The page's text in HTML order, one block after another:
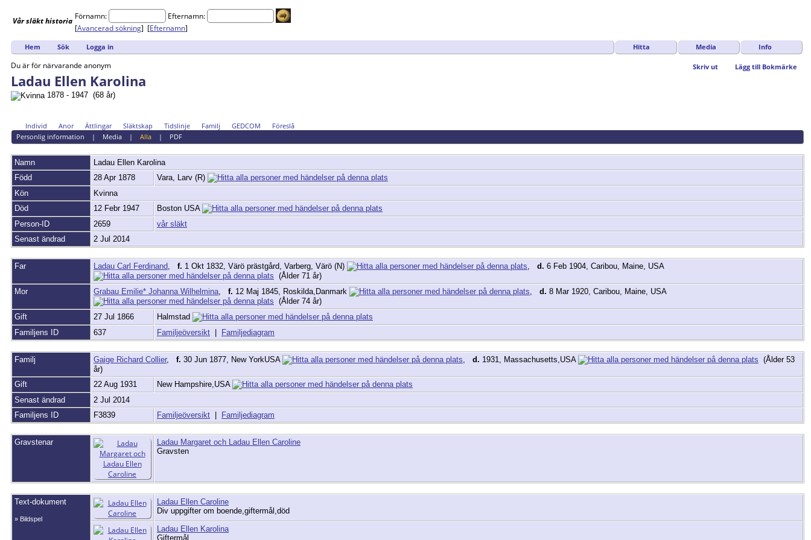
Vårsläkthistoria Förnamn:
Efternamn:
[Avancerad sökning] [Efternamn]
Hem Sök Logga in Hitta Media Info
Skriv ut Lägg till Bokmärke
Du är för närvarande anonym
Ladau Ellen Karolina
1878 - 1947 (68 år)
Individ Anor Ättlingar Släktskap Tidslinje Familj GEDCOM
Föreslå
Personlig information | Media| Alla| PDF
Namn Ladau Ellen Karolina
Född
28 Apr 1878
Vara, Larv (R)
Kön
Kvinna
Död
12 Febr 1947
Boston USA
Person-ID
2659
vår släkt
Senast ändrad
2 Jul 2014
Far Ladau Carl Ferdinand f. 1 Okt 1832, Värö prästgård, Varberg, Värö (N) d. 6 Feb 1904, Caribou, Maine, USA
(Ålder 71 år)
Mor
Grabau Emilie* Johanna Wilhelmina f. 12 Maj 1845, Roskilda,Danmark d. 8 Mar 1920, Caribou, Maine, USA
(Ålder 74 år)
Gift
27 Jul 1866
Halmstad
Familjens ID
637 Familjeöversikt | Familjediagram
Familj Gaige Richard Collier, f. 30 Jun 1877, New YorkUSA d. 1931, Massachusetts,USA
(Ålder 53
år)
Gift
22 Aug 1931
New Hampshire,USA
Senast ändrad
2 Jul 2014
Familjens ID
F3839 Familjeöversikt | Familjediagram
Gravstenar
Ladau Margaret och Ladau Ellen Caroline
Gravsten
Text-dokument
» Bildspel
Ladau Ellen Caroline
Div uppgifter om boende,giftermål,död
Ladau Ellen Karolina
Giftermål